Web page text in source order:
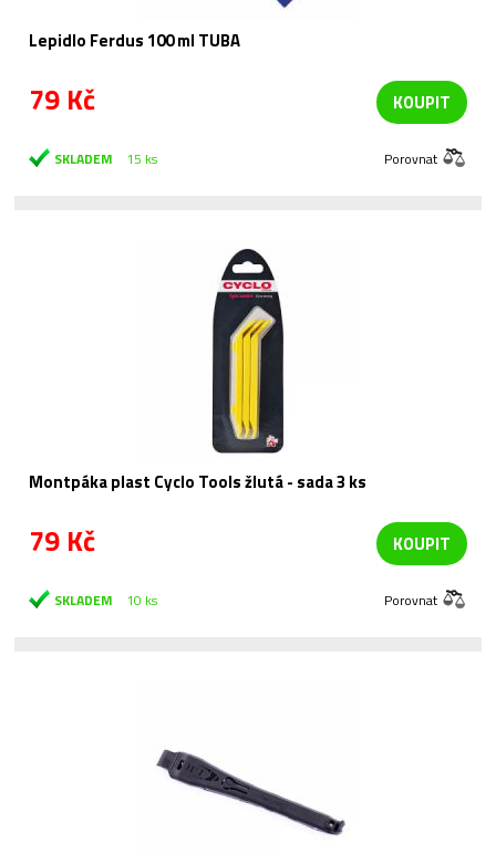
Lepidlo Ferdus 100 ml TUBA
79 Kč KOUPIT
SKLADEM 15 ks Porovnat
Montpáka plast Cyclo Tools žlutá - sada 3 ks
79 Kč KOUPIT
SKLADEM 10 ks Porovnat